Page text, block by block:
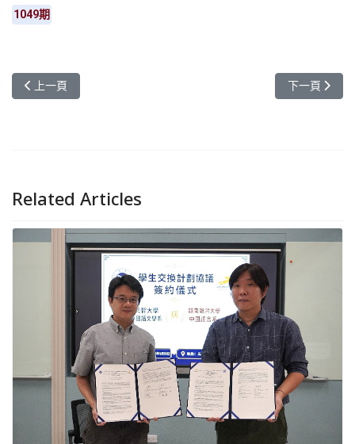
1049期
上一篇文章: 元智中語系攜手越南雒鴻大學簽署合作備忘錄 深化華
上一頁 下一篇文章:
下一頁
Related Articles